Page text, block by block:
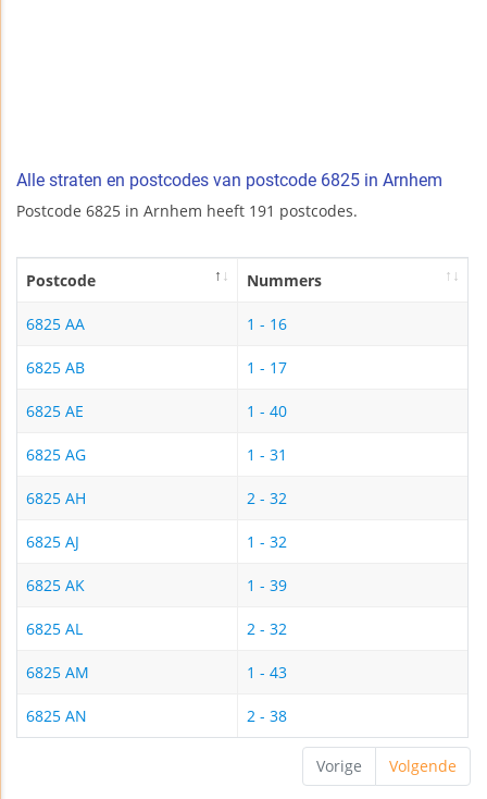
Alle straten en postcodes van postcode 6825 in Arnhem
Postcode 6825 in Arnhem heeft 191 postcodes.
Postcode Nummers
6825 AA 1 - 16
6825 AB 1 - 17
6825 AE 1 - 40
6825 AG 1 - 31
6825 AH 2 - 32
6825 AJ 1 - 32
6825 AK 1 - 39
6825 AL 2 - 32
6825 AM 1 - 43
6825 AN 2 - 38
Vorige Volgende